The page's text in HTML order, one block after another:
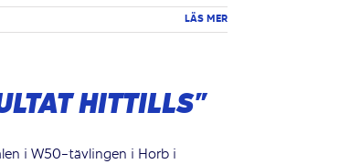
LÄS MER
HITTILLS”
i W50-tävlingen i Horb i